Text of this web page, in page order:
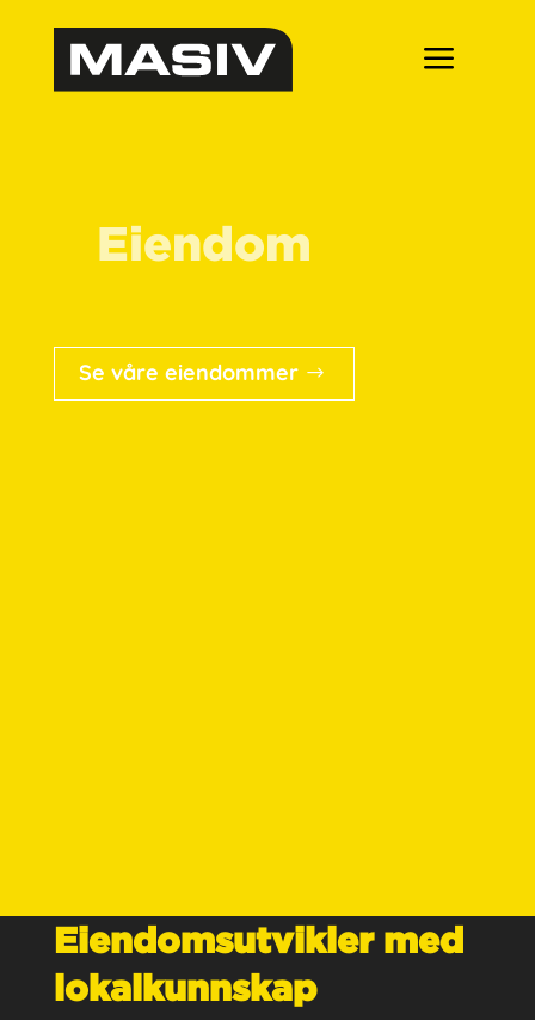
Eiendom
Se våre eiendommer
Eiendomsutvikler med
lokalkunnskap